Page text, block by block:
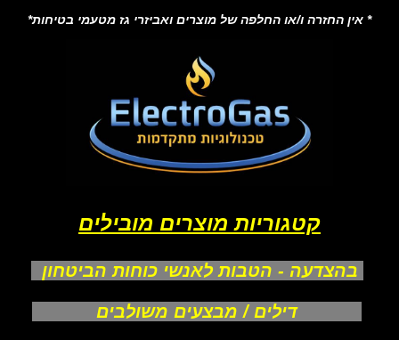
* אין החזרה ו/או החלפה של מוצרים ואביזרי גז מטעמי בטיחות*
קטגוריות מוצרים מובילים
בהצדעה - הטבות לאנשי כוחות הביטחון
דילים / מבצעים משולבים